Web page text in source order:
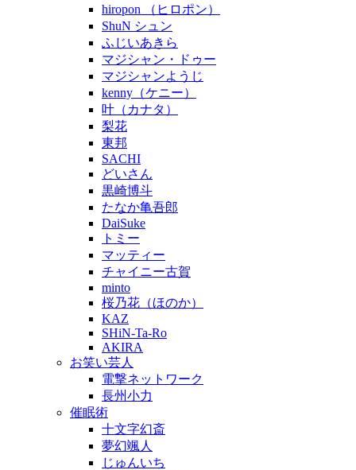
hiropon （ヒロポン）
ShuN シュン
ふじいあきら
マジシャン・ドゥー
マジシャンようじ
kenny（ケニー）
叶（カナタ）
梨花
東邦
SACHI
どいさん
黒崎博斗
たなか亀吾郎
DaiSuke
トミー
マッティー
チャイニー古賀
minto
桜乃花（ほのか）
KAZ
SHiN-Ta-Ro
AKIRA
お笑い芸人
電撃ネットワーク
長州小力
催眠術
十文字幻斎
夢幻颯人
じゅんいち